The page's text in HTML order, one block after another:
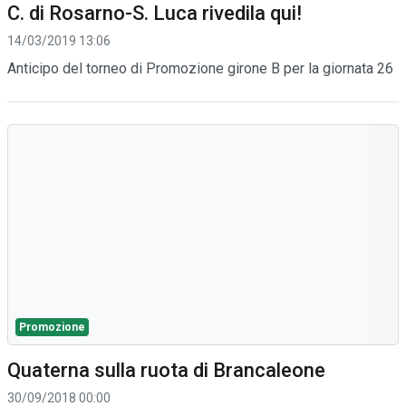
C. di Rosarno-S. Luca rivedila qui!
14/03/2019 13:06
Anticipo del torneo di Promozione girone B per la giornata 26
Promozione
Quaterna sulla ruota di Brancaleone
30/09/2018 00:00